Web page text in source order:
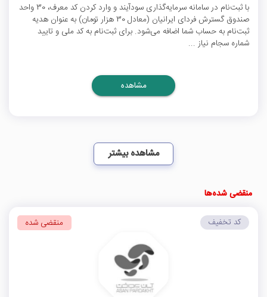
با ثبت‌نام در سامانه سرمایه‌گذاری سودآیند و وارد کردن کد معرف، 30 واحد
صندوق گسترش فردای ایرانیان (معادل 30 هزار تومان) به عنوان هدیه
ثبت‌نام به حساب شما اضافه می‌شود. برای ثبت‌نام به کد ملی و تایید
شماره سجام نیاز ...
مشاهده
مشاهده بیشتر
منقضی شده‌ها
کد تخفیف منقضی شده